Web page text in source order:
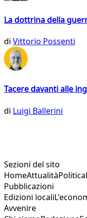
La dottrina della
di Vittorio Possenti
Tacere davanti alle
di Luigi Ballerini
Sezioni del sito
HomeAttualitàPolitica
Pubblicazioni
Edizioni locali
Avvenire